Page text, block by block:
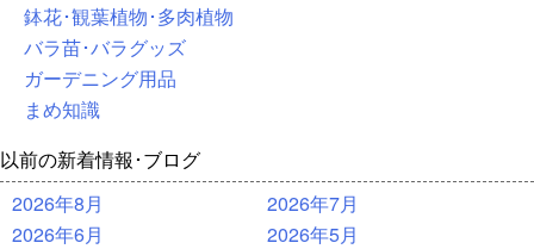
鉢花･観葉植物･多肉植物
バラ苗･バラグッズ
ガーデニング用品
まめ知識
以前の新着情報･ブログ
2026年8月
2026年7月
2026年6月
2026年5月